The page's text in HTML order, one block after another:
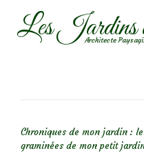
AllerLes Jardins
Architecte
Chroniques de mon jardin :
graminées de mon petit